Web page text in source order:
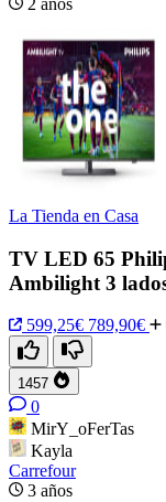
2 años
La Tienda en Casa
TV LED 65
Ambilight 3
599,25€ 789,90€
1457
0
MirY_oFerTas
Kayla
Carrefour
3 años